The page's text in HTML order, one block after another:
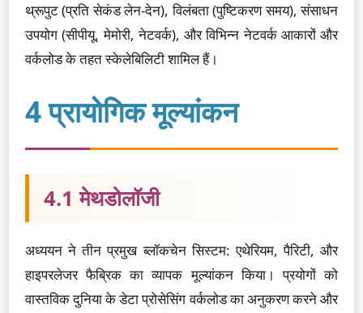
थ्रूपुट (प्रति सेकंड लेन-देन), विलंबता (पुष्टिकरण समय), संसाधन
उपयोग (सीपीयू, मेमोरी, नेटवर्क), और विभिन्न नेटवर्क आकारों और
वर्कलोड के तहत स्केलेबिलिटी शामिल हैं।
4 प्रायोगिक मूल्यांकन
4.1 मेथडोलॉजी
अध्ययन ने तीन प्रमुख ब्लॉकचेन सिस्टम: एथेरियम, पैरिटी, और
हाइपरलेजर फैब्रिक का व्यापक मूल्यांकन किया। प्रयोगों को
वास्तविक दुनिया के डेटा प्रोसेसिंग वर्कलोड का अनुकरण करने और